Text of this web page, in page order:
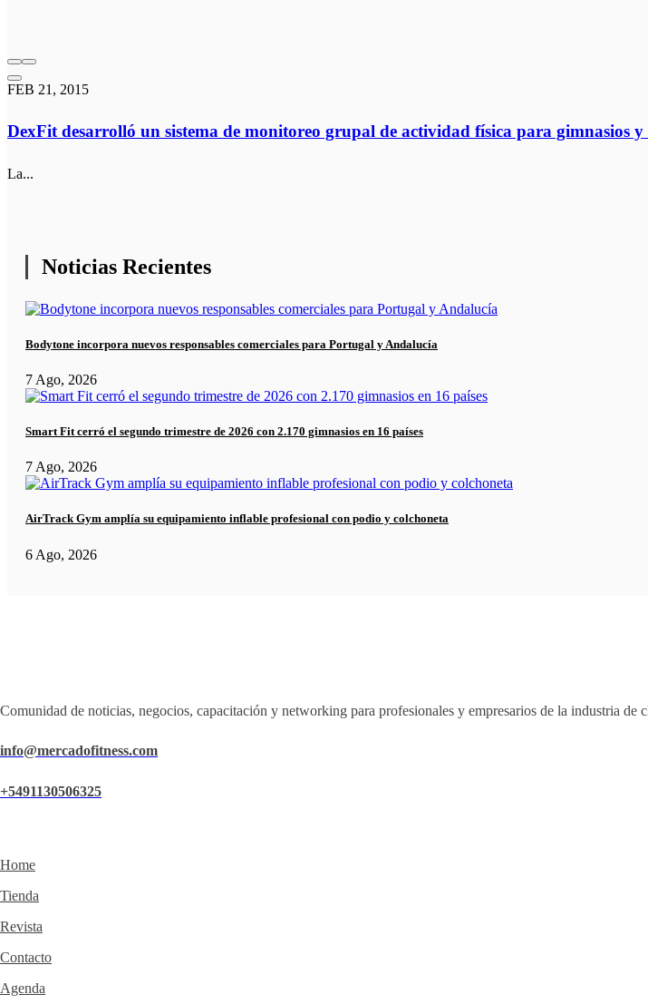
FEB 21, 2015
DexFit desarrolló un sistema de monitoreo grupal de actividad física para gimnasios y
La...
Noticias Recientes
Bodytone incorpora nuevos responsables comerciales para Portugal y Andalucía
7 Ago, 2026
Smart Fit cerró el segundo trimestre de 2026 con 2.170 gimnasios en 16 países
7 Ago, 2026
AirTrack Gym amplía su equipamiento inflable profesional con podio y colchoneta
6 Ago, 2026
Comunidad de noticias, negocios, capacitación y networking para profesionales y empresarios de la industria de
info@mercadofitness.com
+5491130506325
Home
Tienda
Revista
Contacto
Agenda